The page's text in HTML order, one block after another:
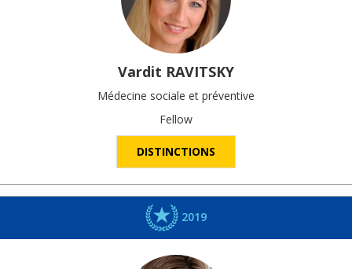
Vardit RAVITSKY
Médecine sociale et préventive
Fellow
DISTINCTIONS
2019